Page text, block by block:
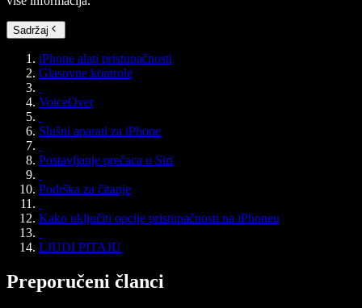
Sadržaj
iPhone alati pristupačnosti
Glasovne kontrole
VoiceOver
Slušni aparati za iPhone
Postavljanje prečaca u Siri
Podrška za čitanje
Kako uključiti opcije pristupačnosti na iPhoneu
LJUDI PITAJU
Preporučeni članci